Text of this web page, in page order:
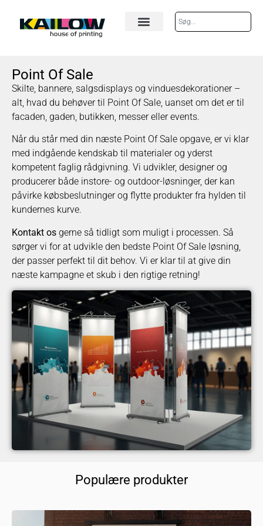
Point Of Sale
Skilte, bannere, salgsdisplays og vinduesdekorationer –
alt, hvad du behøver til Point Of Sale, uanset om det er til
facaden, gaden, butikken, messer eller events.
Når du står med din næste Point Of Sale opgave, er vi klar
med indgående kendskab til materialer og yderst
kompetent faglig rådgivning. Vi udvikler, designer og
producerer både instore- og outdoor-løsninger, der kan
påvirke købsbeslutninger og flytte produkter fra hylden til
kundernes kurve.
Kontakt os gerne så tidligt som muligt i processen. Så
sørger vi for at udvikle den bedste Point Of Sale løsning,
der passer perfekt til dit behov. Vi er klar til at give din
næste kampagne et skub i den rigtige retning!
Populære produkter